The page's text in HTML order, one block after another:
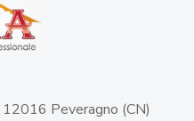
Peveragno (CN)